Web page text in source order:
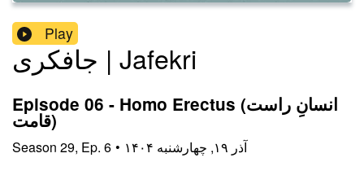
Play
جافکری | Jafekri
Episode 06 - Homo Erectus (انسانِ راست
قامت)
Season 29, Ep. 6 • ۱۴۰۴ آذر ۱۹, چهارشنبه